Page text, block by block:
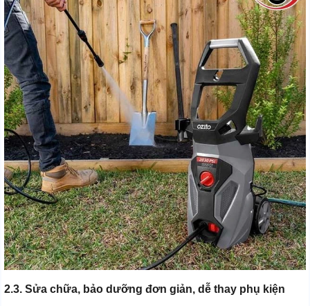
2.3. Sửa chữa, bảo dưỡng đơn giản, dễ thay phụ kiện